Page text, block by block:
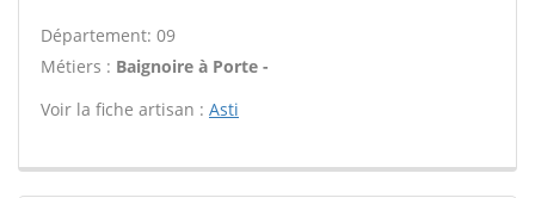
Département: 09
Métiers : Baignoire à Porte -
Voir la fiche artisan : Asti